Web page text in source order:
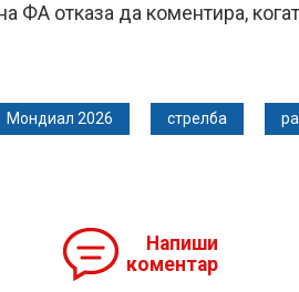
ФА отказа да коментира,
Мондиал 2026 стрелба
Напиши
коментар